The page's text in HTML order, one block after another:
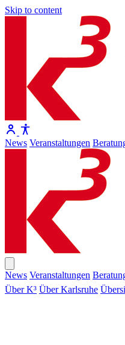
Skip to content
News Veranstaltungen
News Veranstaltungen
Über K³ Über Karlsruhe